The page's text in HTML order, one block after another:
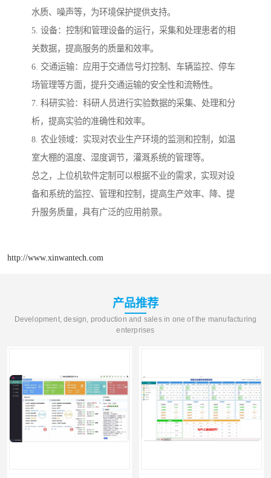
水质、噪声等，为环境保护提供支持。
5. 设备：控制和管理设备的运行，采集和处理患者的相
关数据，提高服务的质量和效率。
6. 交通运输：应用于交通信号灯控制、车辆监控、停车
场管理等方面，提升交通运输的安全性和流畅性。
7. 科研实验：科研人员进行实验数据的采集、处理和分
析，提高实验的准确性和效率。
8. 农业领域：实现对农业生产环境的监测和控制，如温
室大棚的温度、湿度调节，灌溉系统的管理等。
总之，上位机软件定制可以根据不业的需求，实现对设
备和系统的监控、管理和控制，提高生产效率、降、提
升服务质量，具有广泛的应用前景。
http://www.xinwantech.com
产品推荐
Development, design, production and sales in one of the manufacturing
enterprises